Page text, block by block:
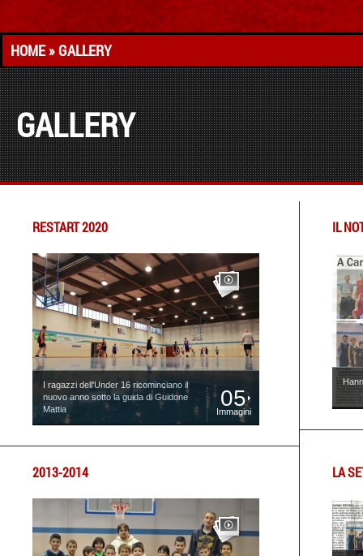
HOME» GALLERY
GALLERY
RESTART 2020
I ragazzi dell'Under 16 ricominciano il
nuovo anno sotto la guida di Guidone
Mattia
05
Immagini
IL
2013-2014 LA